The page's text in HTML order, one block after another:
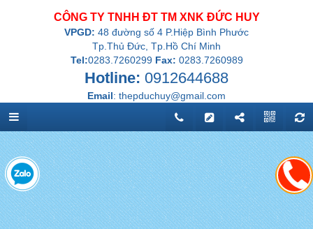
CÔNG TY TNHH ĐT TM XNK ĐỨC HUY
VPGD: 48 đường số 4 P.Hiệp Bình Phước
Tp.Thủ Đức, Tp.Hồ Chí Minh
Tel:0283.7260299 Fax: 0283.7260989
Hotline: 0912644688
Email: thepduchuy@gmail.com